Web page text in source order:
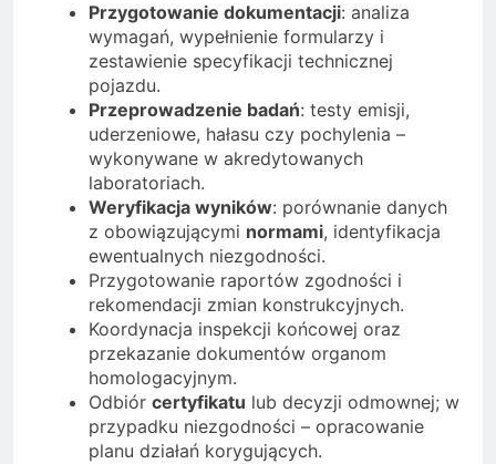
Przygotowanie dokumentacji: analiza
wymagań, wypełnienie formularzy i
zestawienie specyfikacji technicznej
pojazdu.
Przeprowadzenie badań: testy emisji,
uderzeniowe, hałasu czy pochylenia –
wykonywane w akredytowanych
laboratoriach.
Weryfikacja wyników: porównanie danych
z obowiązującymi normami, identyfikacja
ewentualnych niezgodności.
Przygotowanie raportów zgodności i
rekomendacji zmian konstrukcyjnych.
Koordynacja inspekcji końcowej oraz
przekazanie dokumentów organom
homologacyjnym.
Odbiór certyfikatu lub decyzji odmownej; w
przypadku niezgodności – opracowanie
planu działań korygujących.